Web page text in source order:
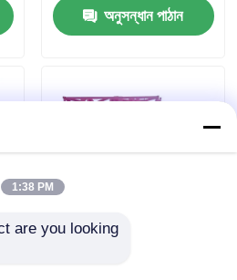
অনুসন্ধান পাঠান
1:38 PM
are you looking